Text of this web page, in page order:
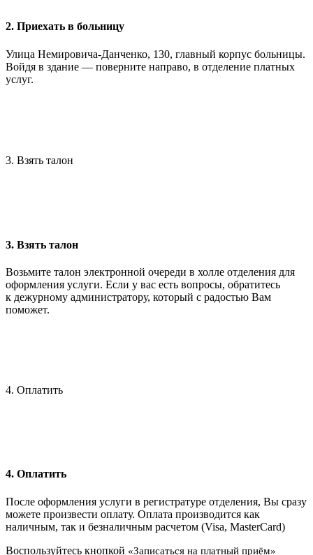
2. Приехать в больницу
Улица Немировича-Данченко, 130, главный корпус больницы.
Войдя в здание — поверните направо, в отделение платных
услуг.
3. Взять талон
3. Взять талон
Возьмите талон электронной очереди в холле отделения для
оформления услуги. Если у вас есть вопросы, обратитесь
к дежурному администратору, который с радостью Вам
поможет.
4. Оплатить
4. Оплатить
После оформления услуги в регистратуре отделения, Вы сразу
можете произвести оплату. Оплата производится как
наличным, так и безналичным расчетом (Visa, MasterCard)
Воспользуйтесь кнопкой «Записаться на платный приём»